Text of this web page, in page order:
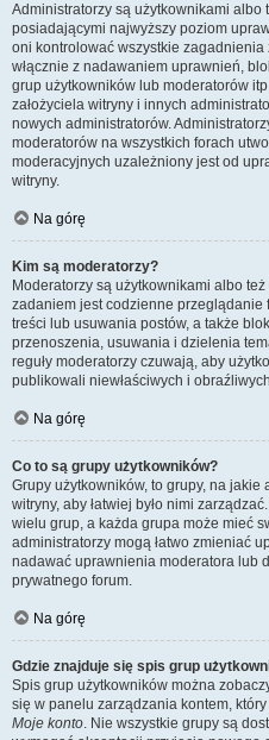
Administratorzy są użytkownikami albo
posiadającymi najwyższy poziom
oni kontrolować wszystkie
włącznie z nadawaniem uprawnień,
grup użytkowników lub moderatorów
założyciela witryny i innych
nowych administratorów.
moderatorów na wszystkich forach
moderacyjnych uzależniony jest od
witryny.
Na górę
Kim są moderatorzy?
Moderatorzy są użytkownikami albo
zadaniem jest codzienne przeglądanie
treści lub usuwania postów, a także
przenoszenia, usuwania i dzielenia
reguły moderatorzy czuwają, aby
publikowali niewłaściwych i
Na górę
Co to są grupy użytkowników?
Grupy użytkowników, to grupy, na jakie
witryny, aby łatwiej było nimi
wielu grup, a każda grupa może mieć
administratorzy mogą łatwo zmieniać
nadawać uprawnienia moderatora lub
prywatnego forum.
Na górę
Gdzie znajduje się spis grup
Spis grup użytkowników można
się w panelu zarządzania kontem,
Moje konto. Nie wszystkie grupy są